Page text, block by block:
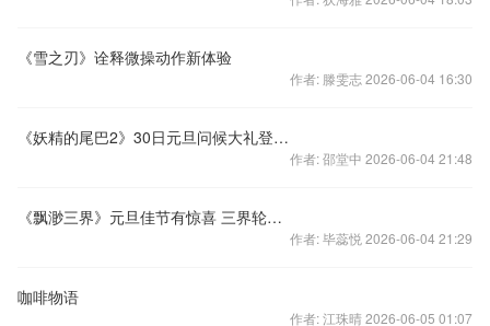
《雪之刃》诠释微操动作新体验
作者: 滕雯志 2026-06-04 16:30
《妖精的尾巴2》30日元旦问候大礼登陆送不停
作者: 邵堂中 2026-06-04 21:48
《飘渺三界》元旦佳节有惊喜 三界轮回喜相连
作者: 毕蕊悦 2026-06-04 21:29
咖啡物语
作者: 江珠晴 2026-06-05 01:07